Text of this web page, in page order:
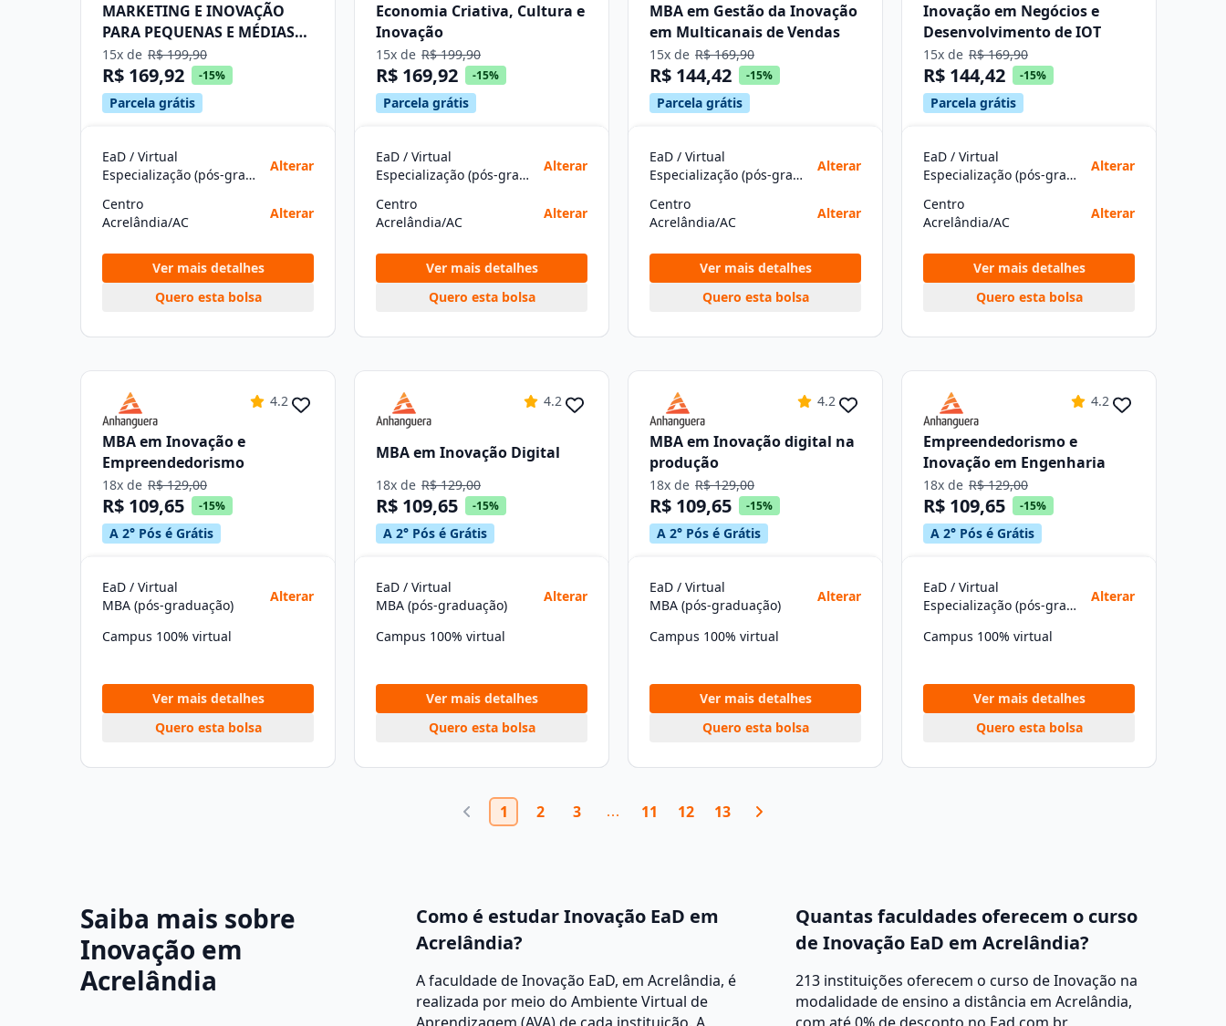
MARKETING E INOVAÇÃO
PARA PEQUENAS E MÉDIAS
EMPRESAS
15x de R$ 199,90
R$ 169,92 -15%
Parcela grátis
EaD / Virtual
Especialização (pós-graduação)
Alterar
Centro
Acrelândia/AC
Alterar
Ver mais detalhes
Quero esta bolsa
Economia Criativa, Cultura e
Inovação
15x de R$ 199,90
R$ 169,92 -15%
Parcela grátis
EaD / Virtual
Especialização (pós-graduação)
Alterar
Centro
Acrelândia/AC
Alterar
Ver mais detalhes
Quero esta bolsa
MBA em Gestão da Inovação
em Multicanais de Vendas
15x de R$ 169,90
R$ 144,42 -15%
Parcela grátis
EaD / Virtual
Especialização (pós-graduação)
Alterar
Centro
Acrelândia/AC
Alterar
Ver mais detalhes
Quero esta bolsa
Inovação em Negócios e
Desenvolvimento de IOT
15x de R$ 169,90
R$ 144,42 -15%
Parcela grátis
EaD / Virtual
Especialização (pós-graduação)
Alterar
Centro
Acrelândia/AC
Alterar
Ver mais detalhes
Quero esta bolsa
4.2
MBA em Inovação e
Empreendedorismo
18x de R$ 129,00
R$ 109,65 -15%
A 2° Pós é Grátis
EaD / Virtual
MBA (pós-graduação)
Alterar
Campus 100% virtual
Ver mais detalhes
Quero esta bolsa
4.2
MBA em Inovação Digital
18x de R$ 129,00
R$ 109,65 -15%
A 2° Pós é Grátis
EaD / Virtual
MBA (pós-graduação)
Alterar
Campus 100% virtual
Ver mais detalhes
Quero esta bolsa
4.2
MBA em Inovação digital na
produção
18x de R$ 129,00
R$ 109,65 -15%
A 2° Pós é Grátis
EaD / Virtual
MBA (pós-graduação)
Alterar
Campus 100% virtual
Ver mais detalhes
Quero esta bolsa
4.2
Empreendedorismo e
Inovação em Engenharia
18x de R$ 129,00
R$ 109,65 -15%
A 2° Pós é Grátis
EaD / Virtual
Especialização (pós-graduação)
Alterar
Campus 100% virtual
Ver mais detalhes
Quero esta bolsa
1 2 3 11 12 13
Saiba mais sobre
Inovação em
Acrelândia
Como é estudar Inovação EaD em
Acrelândia?
A faculdade de Inovação EaD, em Acrelândia, é
realizada por meio do Ambiente Virtual de
Quantas faculdades oferecem o curso
de Inovação EaD em Acrelândia?
213 instituições oferecem o curso de Inovação na
modalidade de ensino a distância em Acrelândia,